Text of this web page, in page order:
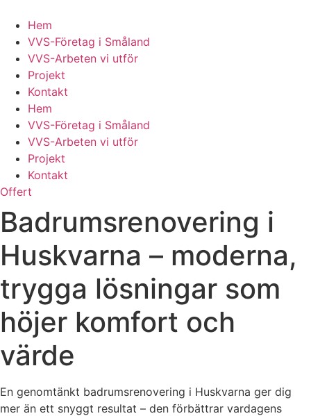
content
Hem
VVS-Företag i Småland
VVS-Arbeten vi utför
Projekt
Kontakt
Hem
VVS-Företag i Småland
VVS-Arbeten vi utför
Projekt
Kontakt
Offert
Badrumsrenovering i
Huskvarna – moderna,
trygga lösningar som
höjer komfort och
värde
En genomtänkt badrumsrenovering i Huskvarna ger dig
mer än ett snyggt resultat – den förbättrar vardagens